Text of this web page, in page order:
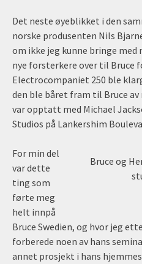
Det neste øyeblikket i den
norske produsenten Nils
om ikke jeg kunne bringe med
nye forsterkere over til Bruce
Electrocompaniet 250 ble
den ble båret fram til Bruce av
var opptatt med Michael
Studios på Lankershim
Bruce og
For min del
var dette
ting som
førte meg
helt innpå
Bruce Swedien, og hvor jeg
forberede noen av hans
annet prosjekt i hans